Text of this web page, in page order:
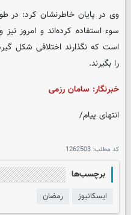
وی در پایان خاطرنشان کرد: در
سوء استفاده کرده‌اند و امروز
است که نگذارند اختلافی شکل
را بگیرند.
خبرنگار: سامان رزمی
انتهای پیام/
کد مطلب: 1262503
برچسب‌ها
ایسکانیوز رمضان